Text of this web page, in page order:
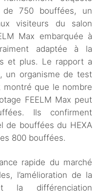
de 750 bouffées, un
visiteurs du salon
Max embarquée à
adaptée à la
et plus. Le rapport a
un organisme de test
que le nombre
FEELM Max peut
Ils confirment
de bouffées du HEXA
800 bouffées.
rapide du marché
l’amélioration de la
la différenciation